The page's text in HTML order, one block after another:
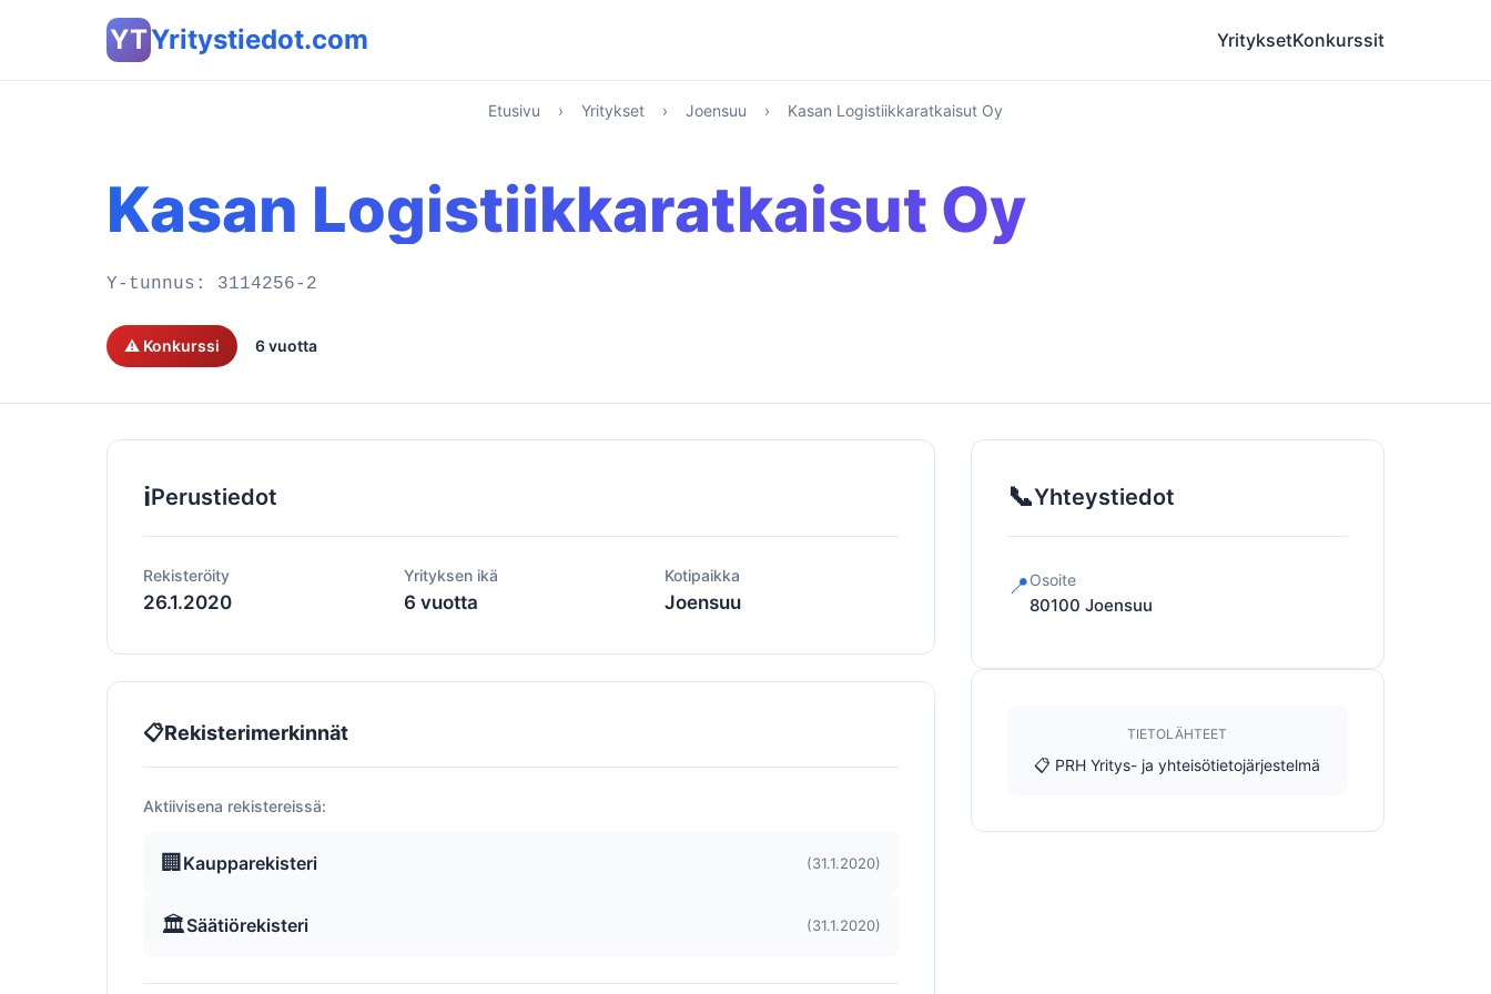
YTYritystiedot.com YrityksetKonkurssit
Etusivu › Yritykset › Joensuu › Kasan Logistiikkaratkaisut Oy
Kasan Logistiikkaratkaisut Oy
Y-tunnus: 3114256-2
⚠️ Konkurssi 6 vuotta
ℹ️Perustiedot
Rekisteröity
26.1.2020
Yrityksen ikä
6 vuotta
Kotipaikka
Joensuu
📋Rekisterimerkinnät
Aktiivisena rekistereissä:
🏢 Kaupparekisteri (31.1.2020)
🏛️Säätiörekisteri (31.1.2020)
📞Yhteystiedot
📍Osoite
80100 Joensuu
TIETOLÄHTEET
📋 PRH Yritys- ja yhteisötietojärjestelmä